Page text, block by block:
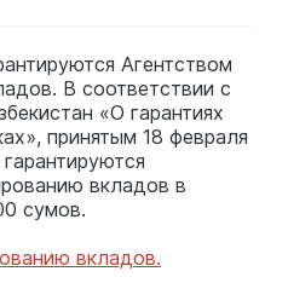
Агентством
В соответствии с
«О гарантиях
принятым 18 февраля
вкладов в
сумов.
вкладов.